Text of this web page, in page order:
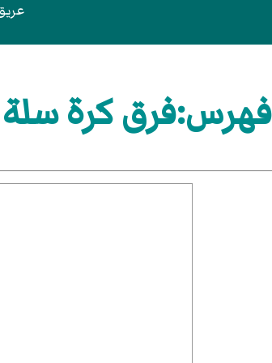
فهرس:فرق كرة سلة